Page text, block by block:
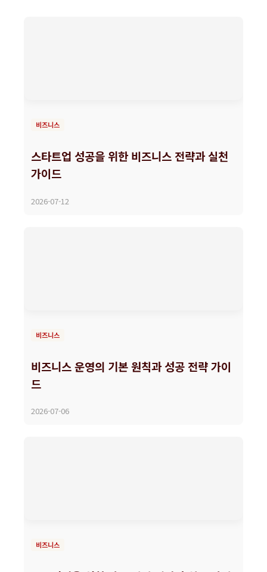
비즈니스
스타트업 성공을 위한 비즈니스 전략과 실천
가이드
2026-07-12
비즈니스
비즈니스 운영의 기본 원칙과 성공 전략 가이
드
2026-07-06
비즈니스